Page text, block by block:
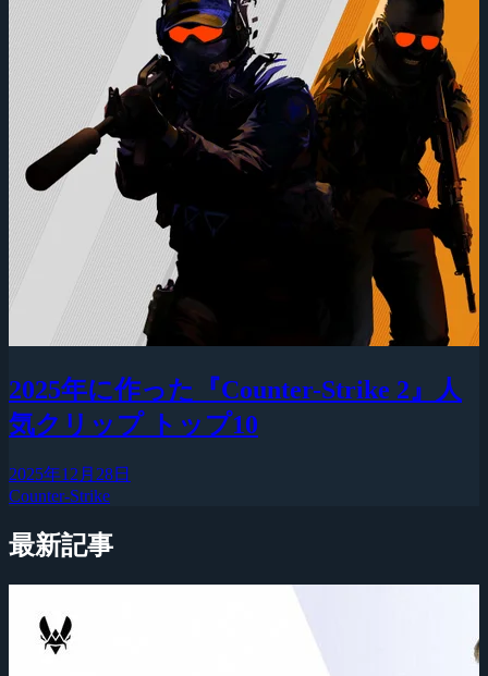
2025年に作った『Counter-Strike 2』人
気クリップ トップ10
2025年12月28日
Counter-Strike
最新記事